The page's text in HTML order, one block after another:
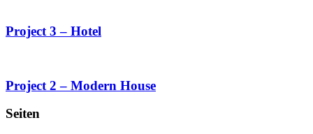
Project 3 – Hotel
Project 2 – Modern House
Seiten